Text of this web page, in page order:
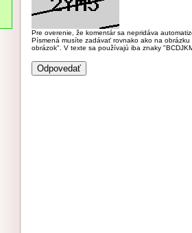
Pre overenie, že komentár sa nepridáva
Písmená musíte zadávať rovnako ako na
obrázok". V texte sa používajú iba znaky